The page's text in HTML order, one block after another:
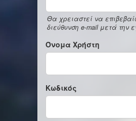
Θα χρειαστεί να
διεύθυνση e-mail μετά την
Όνομα Χρήστη
Κωδικός